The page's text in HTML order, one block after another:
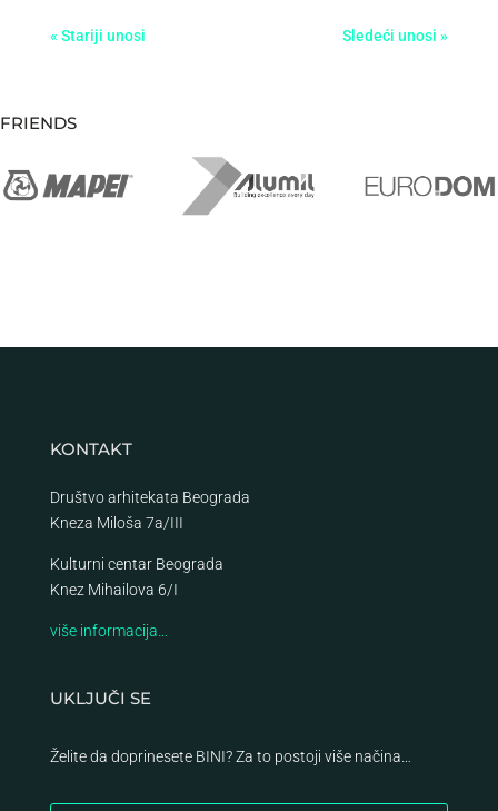
« Stariji unosi Sledeći unosi »
FRIENDS
KONTAKT
Društvo arhitekata Beograda
Kneza Miloša 7a/III
Kulturni centar Beograda
Knez Mihailova 6/I
više informacija…
UKLJUČI SE
Želite da doprinesete BINI? Za to postoji više načina…